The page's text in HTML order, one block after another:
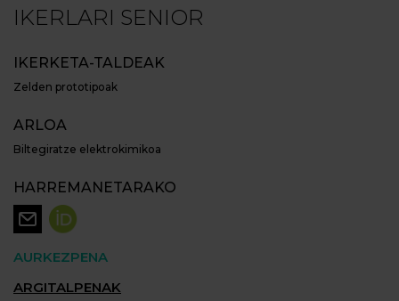
IKERLARI SENIOR
IKERKETA-TALDEAK
Zelden prototipoak
ARLOA
Biltegiratze elektrokimikoa
HARREMANETARAKO
AURKEZPENA
ARGITALPENAK